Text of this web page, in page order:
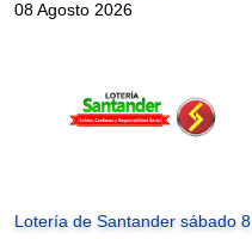
08 Agosto 2026
Lotería de Santander sábado 8